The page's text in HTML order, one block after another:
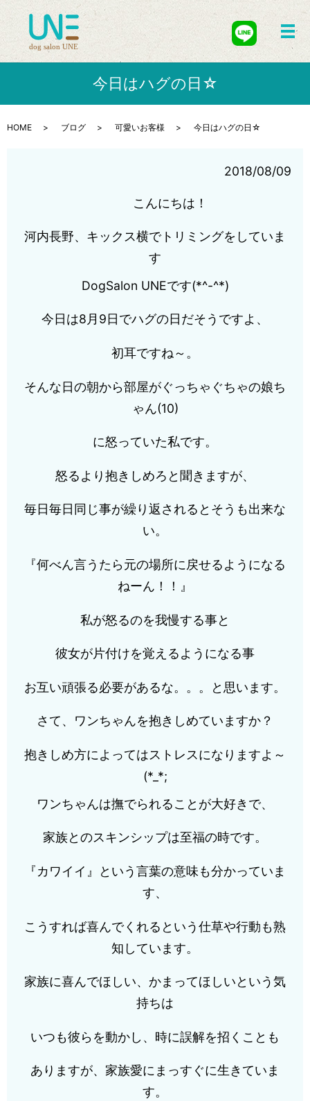
メ
今日はハグの日☆
HOME ブログ 可愛いお客様 今日はハグの日☆
2018/08/09
こんにちは！
河内長野、キックス横でトリミングをしていま
す
DogSalon UNEです(*^-^*)
今日は8月9日でハグの日だそうですよ、
初耳ですね～。
そんな日の朝から部屋がぐっちゃぐちゃの娘ち
ゃん(10)
に怒っていた私です。
怒るより抱きしめろと聞きますが、
毎日毎日同じ事が繰り返されるとそうも出来な
い。
『何べん言うたら元の場所に戻せるようになる
ねーん！！』
私が怒るのを我慢する事と
彼女が片付けを覚えるようになる事
お互い頑張る必要があるな。。。と思います。
さて、ワンちゃんを抱きしめていますか？
抱きしめ方によってはストレスになりますよ～
(*_*;
ワンちゃんは撫でられることが大好きで、
家族とのスキンシップは至福の時です。
『カワイイ』という言葉の意味も分かっていま
す、
こうすれば喜んでくれるという仕草や行動も熟
知しています。
家族に喜んでほしい、かまってほしいという気
持ちは
いつも彼らを動かし、時に誤解を招くことも
ありますが、家族愛にまっすぐに生きていま
す。